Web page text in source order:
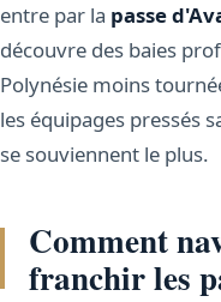
entre par la passe
découvre des baies
Polynésie moins
les équipages pressés
se souviennent le plus.
Comment
franchir les